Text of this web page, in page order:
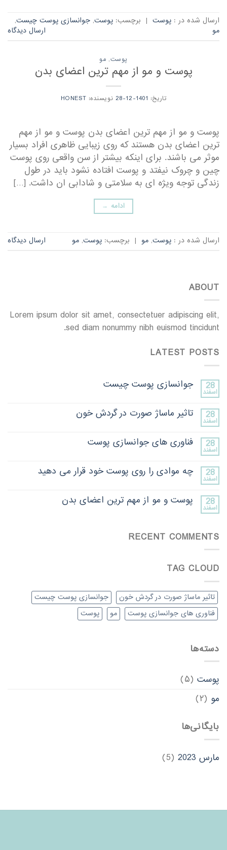
ارسال شده در : پوست | برچسب: پوست, جوانسازی پوست چیست,
مو
ارسال دیدگاه
پوست, مو
پوست و مو از مهم ترین اعضای بدن
تاریخ: 1401-12-28 نویسنده: HONEST
پوست و مو از مهم ترین اعضای بدن پوست و مو از مهم
ترین اعضای بدن هستند که روی زیبایی ظاهری افراد بسیار
موثر می باشند. برای اینکه بیشتر از سن واقعی روی پوست
چین و چروک نیفتد و پوست افتاده نشود باید در طول
زندگی توجه ویژه ای به سلامتی و شادابی ان داشت. […]
ادامه →
ارسال شده در : پوست, مو | برچسب: پوست, مو ارسال دیدگاه
ABOUT
Lorem ipsum dolor sit amet, consectetuer adipiscing elit,
sed diam nonummy nibh euismod tincidunt.
LATEST POSTS
28
اسفند
جوانسازی پوست چیست
28
اسفند
تاثیر ماساژ صورت در گردش خون
28
اسفند
فناوری های جوانسازی پوست
28
اسفند
چه موادی را روی پوست خود قرار می دهید
28
اسفند
پوست و مو از مهم ترین اعضای بدن
RECENT COMMENTS
TAG CLOUD
تاثیر ماساژ صورت در گردش خون
جوانسازی پوست چیست
فناوری های جوانسازی پوست
مو پوست
دسته‌ها
پوست (۵)
مو (۲)
بایگانی‌ها
مارس 2023 (5)